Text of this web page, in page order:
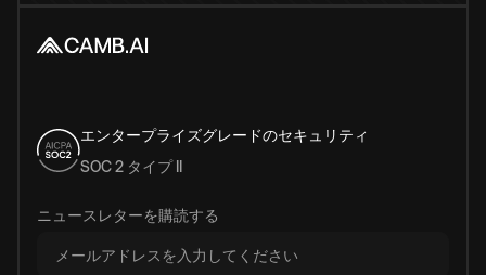
エンタープライズグレードのセキュリティ
SOC 2 タイプ II
ニュースレターを購読する